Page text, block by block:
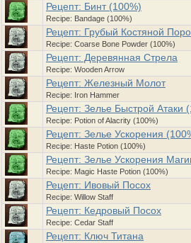
Рецепт: Бинт (100%)
Recipe: Bandage (100%)
Рецепт: Грубый Костяной
Recipe: Coarse Bone Powder (100%)
Рецепт: Деревянная Стрела
Recipe: Wooden Arrow
Рецепт: Железный Молот
Recipe: Iron Hammer
Рецепт: Зелье Быстрой Атаки
Recipe: Potion of Alacrity (100%)
Рецепт: Зелье Ускорения
Recipe: Haste Potion (100%)
Рецепт: Зелье Ускорения
Recipe: Magic Haste Potion (100%)
Рецепт: Ивовый Посох
Recipe: Willow Staff
Рецепт: Кедровый Посох
Recipe: Cedar Staff
Рецепт: Ключ Титана